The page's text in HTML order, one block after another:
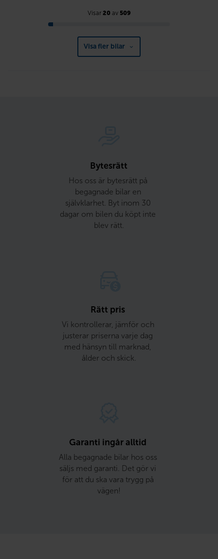
Visar 20av 509
Visa fler bilar
Bytesrätt
Hos oss är bytesrätt på
begagnade bilar en
självklarhet. Byt inom 30
dagar om bilen du köpt inte
blev rätt.
Rätt pris
Vi kontrollerar, jämför och
justerar priserna varje dag
med hänsyn till marknad,
ålder och skick.
Garanti ingår alltid
Alla begagnade bilar hos oss
säljs med garanti. Det gör vi
för att du ska vara trygg på
vägen!